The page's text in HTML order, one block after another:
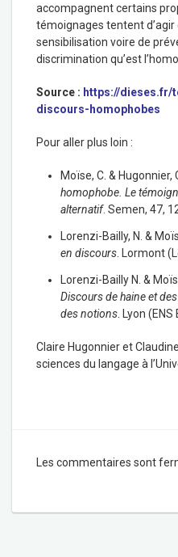
accompagnent certains
témoignages tentent
sensibilisation voire de
discrimination qu’est
Source : https://dieses.fr/
discours-homophobes
Pour aller plus loin :
Moïse, C. & Hugonnier,
homophobe. Le
alternatif. Semen, 47,
Lorenzi-Bailly, N. &
en discours . Lormont
Lorenzi-Bailly N. &
Discours de haine et
des notions . Lyon
Claire Hugonnier et
sciences du langage à
Les commentaires sont